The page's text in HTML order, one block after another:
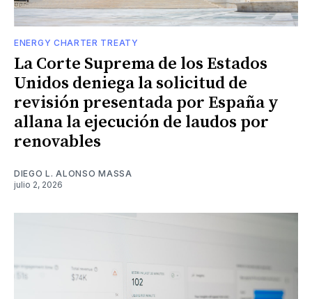
ENERGY CHARTER TREATY
La Corte Suprema de los Estados
Unidos deniega la solicitud de
revisión presentada por España y
allana la ejecución de laudos por
renovables
DIEGO L. ALONSO MASSA
julio 2, 2026